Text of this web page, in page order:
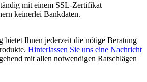
mit einem SSL-Zertifikat
keinerlei Bankdaten.
bietet Ihnen jederzeit die nötige Beratung
Hinterlassen Sie uns eine Nachricht
mit allen notwendigen Ratschlägen